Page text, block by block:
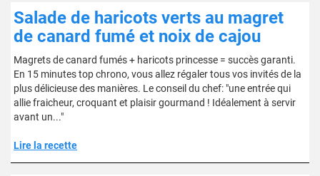
Salade de haricots verts au magret
de canard fumé et noix de cajou
Magrets de canard fumés + haricots princesse = succès garanti.
En 15 minutes top chrono, vous allez régaler tous vos invités de la
plus délicieuse des manières. Le conseil du chef: "une entrée qui
allie fraicheur, croquant et plaisir gourmand ! Idéalement à servir
avant un..."
Lire la recette